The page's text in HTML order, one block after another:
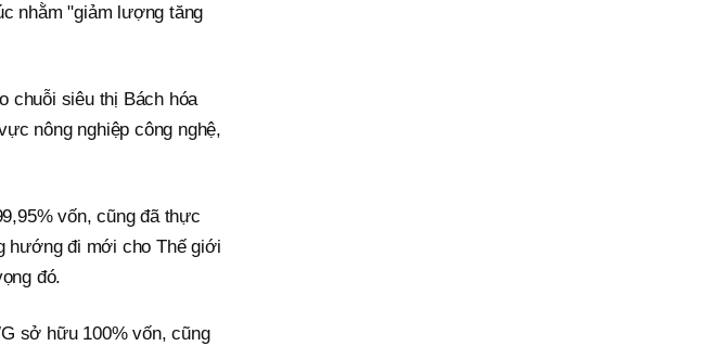
nhằm "giảm lượng tăng
chuỗi siêu thị Bách hóa
nông nghiệp công nghệ,
vốn, cũng đã thực
hướng đi mới cho Thế giới
đó.
sở hữu 100% vốn, cũng